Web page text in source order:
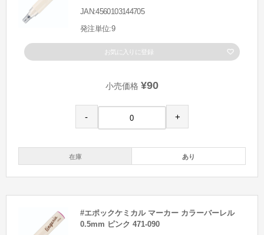
JAN:4560103144705
発注単位:9
お気に入りに登録
小売価格 ¥90
- +
在庫 あり
#エポックケミカル マーカー カラーバーレル
0.5mm ピンク 471-090